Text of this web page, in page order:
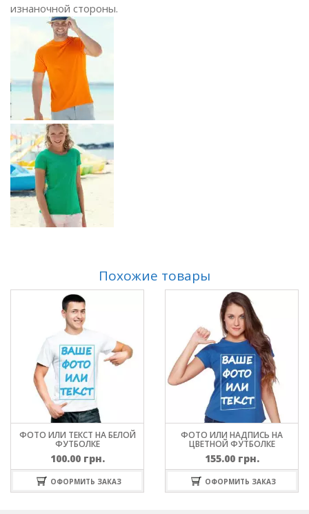
изнаночной стороны.
Похожие товары
ФОТО ИЛИ ТЕКСТ НА БЕЛОЙ
ФУТБОЛКЕ
100.00 грн.
ОФОРМИТЬ ЗАКАЗ
ФОТО ИЛИ НАДПИСЬ НА
ЦВЕТНОЙ ФУТБОЛКЕ
155.00 грн.
ОФОРМИТЬ ЗАКАЗ